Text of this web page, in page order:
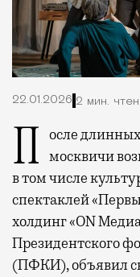
22.01.2026 2 мин.
После длинных праздников Москва и москвичи
в том числе
спектаклей
холдинг «ON
Президентского
(ПФКИ), объявил